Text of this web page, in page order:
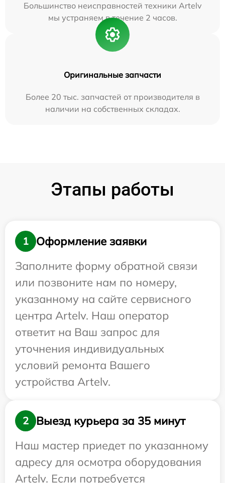
Большинство неисправностей техники Artelv
мы устраняем в течение 2 часов.
Оригинальные запчасти
Более 20 тыс. запчастей от производителя в
наличии на собственных складах.
Этапы работы
1
Оформление заявки
Заполните форму обратной связи
или позвоните нам по номеру,
указанному на сайте сервисного
центра Artelv. Наш оператор
ответит на Ваш запрос для
уточнения индивидуальных
условий ремонта Вашего
устройства Artelv.
2
Выезд курьера за 35 минут
Наш мастер приедет по указанному
адресу для осмотра оборудования
Artelv. Если потребуется